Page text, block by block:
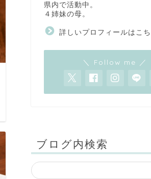
県内で活動中。
４姉妹の母。
詳しいプロフィールはこち
＼ Follow me ／
ブログ内検索